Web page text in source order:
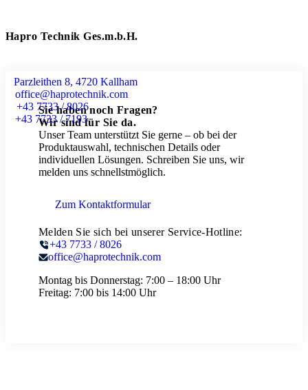
Hapro Technik Ges.m.b.H.
Parzleithen 8, 4720 Kallham
office@haprotechnik.com
+43 7733 / 8026
+43 7733 / 7193
Sie haben noch Fragen?
Wir sind für Sie da.
Unser Team unterstützt Sie gerne – ob bei der
Produktauswahl, technischen Details oder
individuellen Lösungen. Schreiben Sie uns, wir
melden uns schnellstmöglich.
Zum Kontaktformular
Melden Sie sich bei unserer Service-Hotline:
+43 7733 / 8026
office@haprotechnik.com
Montag bis Donnerstag: 7:00 – 18:00 Uhr
Freitag: 7:00 bis 14:00 Uhr